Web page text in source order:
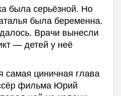
была серьёзной. Но
была беременна.
Врачи вынесли
— детей у неё
самая циничная глава
фильма Юрий